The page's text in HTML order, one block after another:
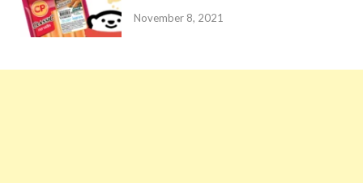
November 8, 2021